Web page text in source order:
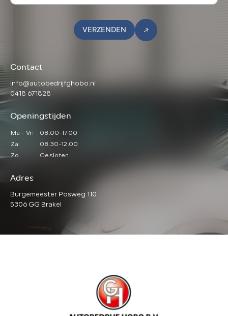
VERZENDEN
Contact
info@autobedrijfghobo.nl
0418 671828
Openingstijden
Ma - Vr:
08.00-17.00
Za:
08.30-12.00
Zo:
Gesloten
Adres
Burgemeester Posweg 110
5306 GG Brakel